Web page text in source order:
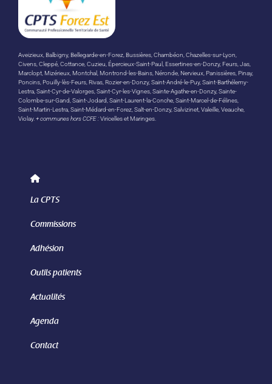
Aveizieux, Balbigny, Bellegarde-en-Forez, Bussières, Chambéon, Chazelles-sur-Lyon,
Civens, Cleppé, Cottance, Cuzieu, Épercieux-Saint-Paul, Essertines-en-Donzy, Feurs, Jas,
Marclopt, Mizérieux, Montchal, Montrond-les-Bains, Néronde, Nervieux, Panissières, Pinay,
Poncins, Pouilly-lès-Feurs, Rivas, Rozier-en-Donzy, Saint-André-le-Puy, Saint-Barthélemy-
Lestra, Saint-Cyr-de-Valorges, Saint-Cyr-les-Vignes, Sainte-Agathe-en-Donzy, Sainte-
Colombe-sur-Gand, Saint-Jodard, Saint-Laurent-la-Conche, Saint-Marcel-de-Félines,
Saint-Martin-Lestra, Saint-Médard-en-Forez, Salt-en-Donzy, Salvizinet, Valeille, Veauche,
Violay. + communes hors CCFE :Viricelles et Maringes.
La CPTS
Commissions
Adhésion
Outils patients
Actualités
Agenda
Contact